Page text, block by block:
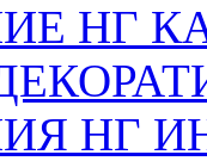
НГ
НГ